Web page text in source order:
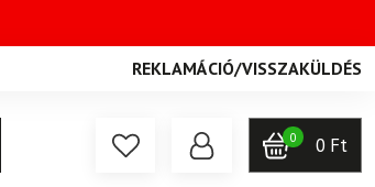
REKLAMÁCIÓ/VISSZAKÜLDÉS
0 0 Ft